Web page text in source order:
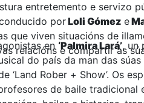
entretemento e servizo
porLoli Gómez e
que viven situacións de
relacións e compartir as
en ‘Palmira Lará’, un
do país da man das
‘Land Rober + Show’. Os
de baile tradicional